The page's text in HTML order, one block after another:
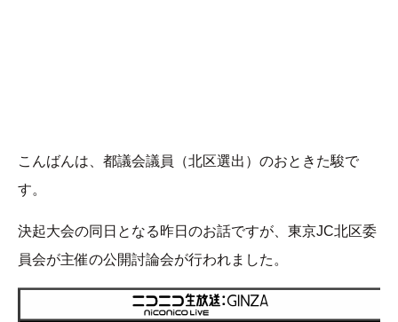
こんばんは、都議会議員（北区選出）のおときた駿で
す。
決起大会の同日となる昨日のお話ですが、東京JC北区委
員会が主催の公開討論会が行われました。